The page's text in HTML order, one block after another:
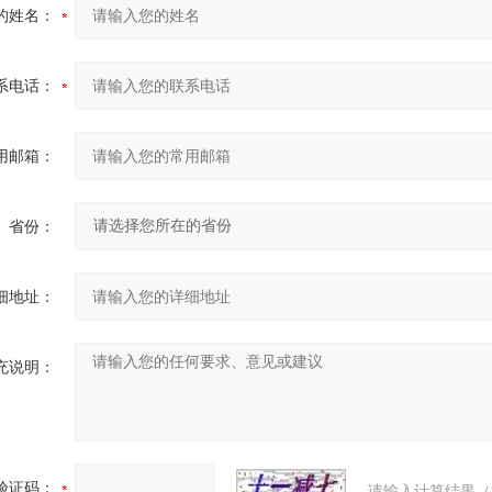
姓名：
电话：
邮箱：
省份：
地址：
说明：
证码：